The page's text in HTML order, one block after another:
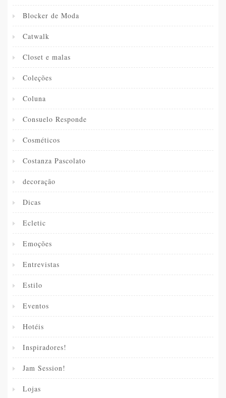
Blocker de Moda
Catwalk
Closet e malas
Coleções
Coluna
Consuelo Responde
Cosméticos
Costanza Pascolato
decoração
Dicas
Ecletic
Emoções
Entrevistas
Estilo
Eventos
Hotéis
Inspiradores!
Jam Session!
Lojas